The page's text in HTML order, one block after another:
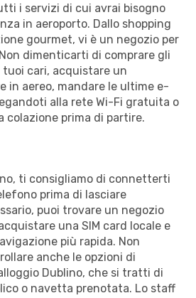
i servizi di cui avrai bisogno
in aeroporto. Dallo shopping
gourmet, vi è un negozio per
dimenticarti di comprare gli
cari, acquistare un
in aereo, mandare le ultime e-
alla rete Wi-Fi gratuita o
colazione prima di partire.
ti consigliamo di connetterti
prima di lasciare
puoi trovare un negozio
una SIM card locale e
più rapida. Non
anche le opzioni di
Dublino, che si tratti di
o navetta prenotata. Lo staff